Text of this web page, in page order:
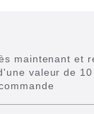
maintenant et
valeur de